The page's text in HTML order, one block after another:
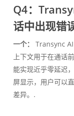
Q4：
话中出现错
一个： Transync AI
上下文用于在通话
能实现近乎零延迟
屏显示，用户可以
差异。.